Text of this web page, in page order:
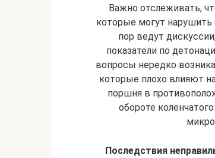
Важно отслеживать,
которые могут нарушить
пор ведут
показатели по
вопросы нередко
которые плохо влияют
поршня в
обороте
Последствия